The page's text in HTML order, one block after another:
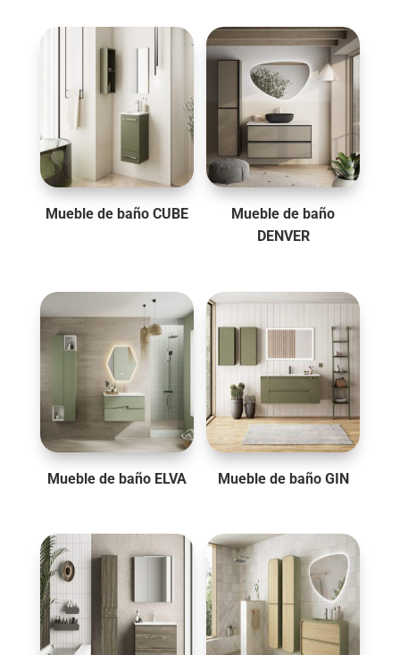
Mueble de baño CUBE
Mueble de baño
DENVER
Mueble de baño ELVA Mueble de baño GIN